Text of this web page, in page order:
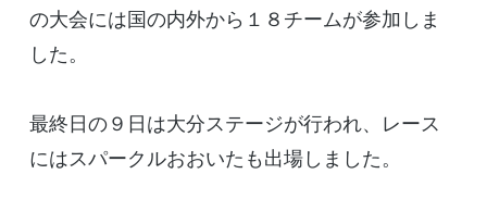
の大会には国の内外から１８チームが参加しま
した。
最終日の９日は大分ステージが行われ、レース
にはスパークルおおいたも出場しました。